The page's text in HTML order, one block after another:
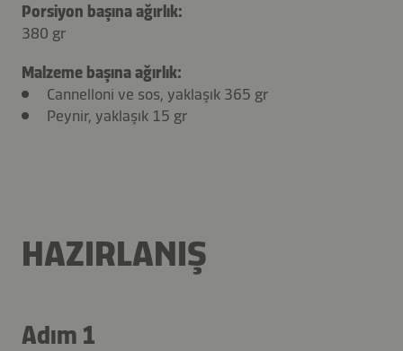
Porsiyon başına ağırlık:
380 gr
Malzeme başına ağırlık:
Cannelloni ve sos, yaklaşık 365 gr
Peynir, yaklaşık 15 gr
HAZIRLANIŞ
Adım 1